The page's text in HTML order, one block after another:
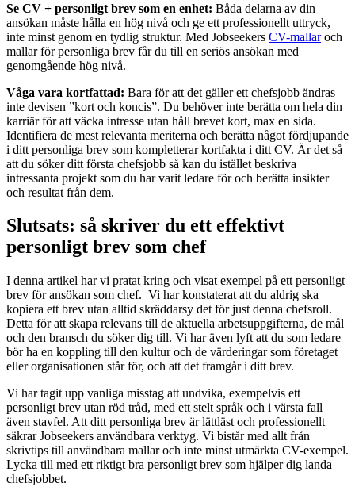
Se CV + personligt brev som en enhet: Båda delarna av din
ansökan måste hålla en hög nivå och ge ett professionellt uttryck,
inte minst genom en tydlig struktur. Med Jobseekers CV-mallaroch
mallar för personliga brev får du till en seriös ansökan med
genomgående hög nivå.
Våga vara kortfattad: Bara för att det gäller ett chefsjobb ändras
inte devisen ”kort och koncis”. Du behöver inte berätta om hela din
karriär för att väcka intresse utan håll brevet kort, max en sida.
Identifiera de mest relevanta meriterna och berätta något fördjupande
i ditt personliga brev som kompletterar kortfakta i ditt CV. Är det så
att du söker ditt första chefsjobb så kan du istället beskriva
intressanta projekt som du har varit ledare för och berätta insikter
och resultat från dem.
Slutsats: så skriver du ett effektivt
personligt brev som chef
I denna artikel har vi pratat kring och visat exempel på ett personligt
brev för ansökan som chef. Vi har konstaterat att du aldrig ska
kopiera ett brev utan alltid skräddarsy det för just denna chefsroll.
Detta för att skapa relevans till de aktuella arbetsuppgifterna, de mål
och den bransch du söker dig till. Vi har även lyft att du som ledare
bör ha en koppling till den kultur och de värderingar som företaget
eller organisationen står för, och att det framgår i ditt brev.
Vi har tagit upp vanliga misstag att undvika, exempelvis ett
personligt brev utan röd tråd, med ett stelt språk och i värsta fall
även stavfel. Att ditt personliga brev är lättläst och professionellt
säkrar Jobseekers användbara verktyg. Vi bistår med allt från
skrivtips till användbara mallar och inte minst utmärkta CV-exempel.
Lycka till med ett riktigt bra personligt brev som hjälper dig landa
chefsjobbet.